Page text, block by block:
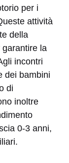
per i
attività
della
la
incontri
dei bambini
di
inoltre
0-3 anni,